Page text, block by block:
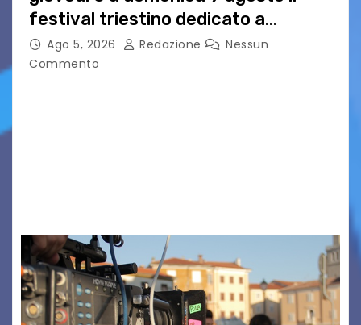
festival triestino dedicato a
Springsteen
Ago 5, 2026 Redazione
Nessun
Commento